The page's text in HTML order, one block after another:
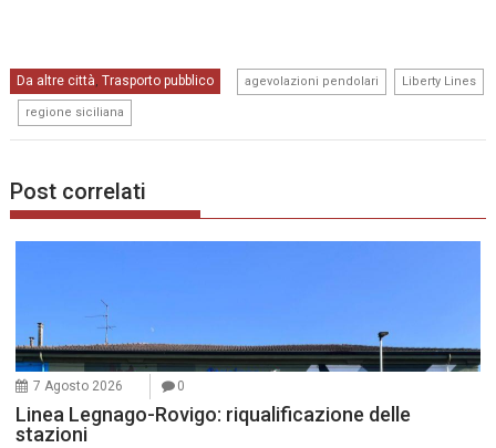
Da altre città,Trasporto pubblico agevolazioni pendolari Liberty Lines
regione siciliana
Post correlati
7 Agosto 2026 0
Linea Legnago-Rovigo: riqualificazione delle
stazioni